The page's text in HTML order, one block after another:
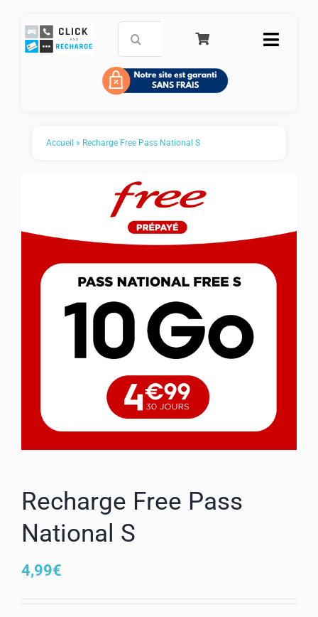
contenu
Toggle
Accueil
Service Clients
FAQ
Panier
Mon compte
Accueil » Recharge Free Pass National S
Recharge Free Pass
National S
4,99€